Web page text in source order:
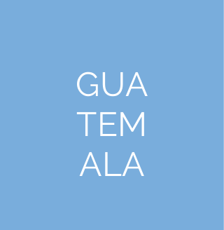
GUA
TEM
ALA